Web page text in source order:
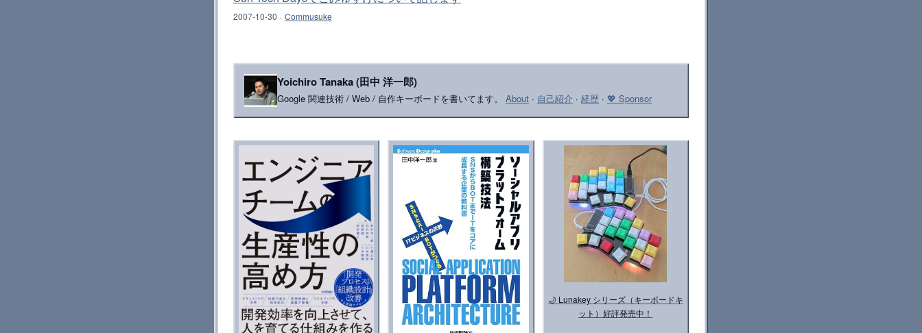
2007-10-30 · Commusuke
Yoichiro Tanaka (田中 洋一郎)
Google 関連技術 / Web / 自作キーボードを書いてます。 About · 自己紹介 · 経歴 · 💖 Sponsor
🌙 Lunakey シリーズ（キーボードキ
ット）好評発売中！